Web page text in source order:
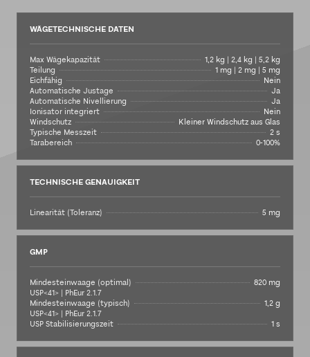
WÄGETECHNISCHE DATEN
Max Wägekapazität
1,2 kg | 2,4 kg | 5,2 kg
Teilung
1 mg | 2 mg | 5 mg
Eichfähig
Nein
Automatische Justage
Ja
Automatische Nivellierung
Ja
Ionisator integriert
Nein
Windschutz
Kleiner Windschutz aus Glas
Typische Messzeit
2 s
Tarabereich
0-100%
TECHNISCHE GENAUIGKEIT
Linearität (Toleranz) 5 mg
GMP
Mindesteinwaage (optimal)
USP<41> | PhEur 2.1.7
820 mg
Mindesteinwaage (typisch)
USP<41> | PhEur 2.1.7
1,2 g
USP Stabilisierungszeit
1 s